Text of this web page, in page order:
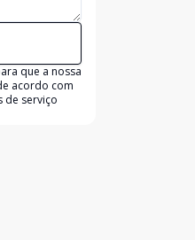
que a nossa
acordo com
de serviço